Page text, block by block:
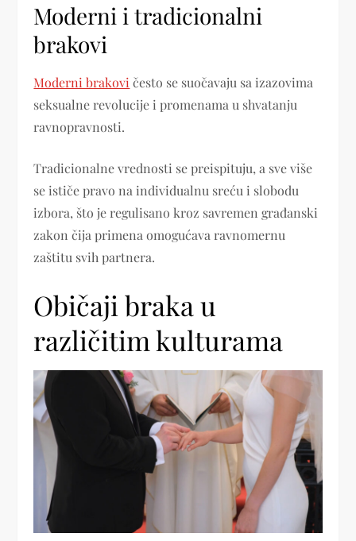
Moderni i tradicionalni
brakovi
Moderni brakovičesto se suočavaju sa izazovima
seksualne revolucije i promenama u shvatanju
ravnopravnosti.
Tradicionalne vrednosti se preispituju, a sve više
se ističe pravo na individualnu sreću i slobodu
izbora, što je regulisano kroz savremen građanski
zakon čija primena omogućava ravnomernu
zaštitu svih partnera.
Običaji braka u
različitim kulturama